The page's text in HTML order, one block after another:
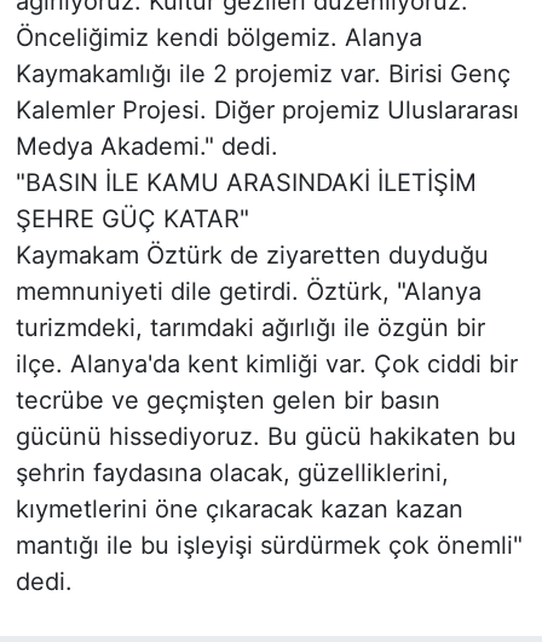
Önceliğimiz kendi bölgemiz. Alanya
Kaymakamlığı ile 2 projemiz var. Birisi Genç
Kalemler Projesi. Diğer projemiz Uluslararası
Medya Akademi." dedi.
"BASIN İLE KAMU ARASINDAKİ İLETİŞİM
ŞEHRE GÜÇ KATAR"
Kaymakam Öztürk de ziyaretten duyduğu
memnuniyeti dile getirdi. Öztürk, "Alanya
turizmdeki, tarımdaki ağırlığı ile özgün bir
ilçe. Alanya'da kent kimliği var. Çok ciddi bir
tecrübe ve geçmişten gelen bir basın
gücünü hissediyoruz. Bu gücü hakikaten bu
şehrin faydasına olacak, güzelliklerini,
kıymetlerini öne çıkaracak kazan kazan
mantığı ile bu işleyişi sürdürmek çok önemli"
dedi.